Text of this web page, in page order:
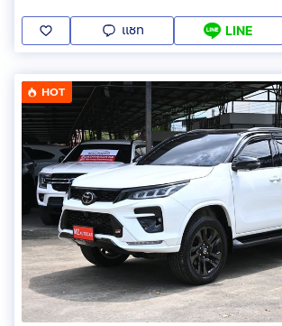
แชท LINE
HOT